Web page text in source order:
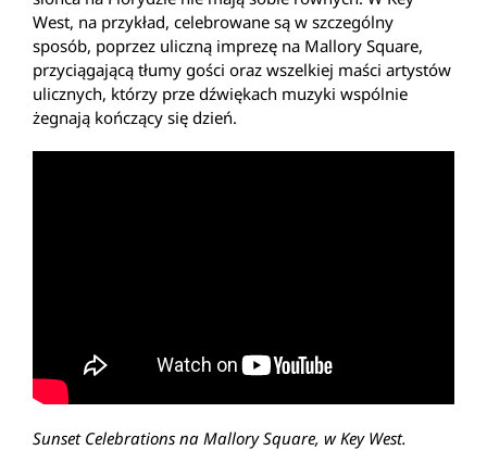
West, na przykład, celebrowane są w szczególny
sposób, poprzez uliczną imprezę na Mallory Square,
przyciągającą tłumy gości oraz wszelkiej maści artystów
ulicznych, którzy prze dźwiękach muzyki wspólnie
żegnają kończący się dzień.
Sunset Celebrations na Mallory Square, w Key West.